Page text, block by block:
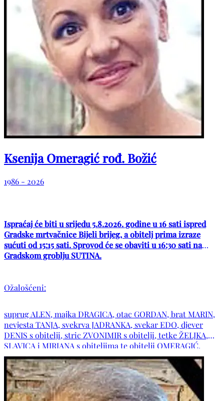
Ksenija Omeragić rođ. Božić
1986 - 2026
Ispraćaj će biti u srijedu 5.8.2026. godine u 16 sati ispred
Gradske mrtvačnice Bijeli brijeg, a obitelj prima izraze
sućuti od 15:15 sati. Sprovod će se obaviti u 16:30 sati na
Gradskom groblju SUTINA.
Ožalošćeni:
suprug ALEN, majka DRAGICA, otac GORDAN, brat MARIN,
nevjesta TANJA, svekrva JADRANKA, svekar EDO, djever
DENIS s obitelji, stric ZVONIMIR s obitelji, tetke ŽELJKA,
SLAVICA i MIRJANA s obiteljima te obitelji OMERAGIĆ,
BOŽIĆ, ŽULJ, ŠARAVANJA, JAKOVČEVIĆ, SPUŽEVIĆ, ŠUNJIĆ,
ZOVKO i ostala mnogobrojna rodbina i prijatelji.